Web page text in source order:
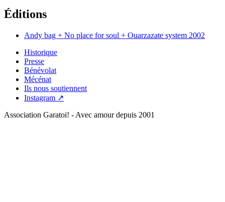
Éditions
Andy bag + No place for soul + Ouarzazate system 2002
Historique
Presse
Bénévolat
Mécénat
Ils nous soutiennent
Instagram ↗
Association Garatoi! - Avec amour depuis 2001